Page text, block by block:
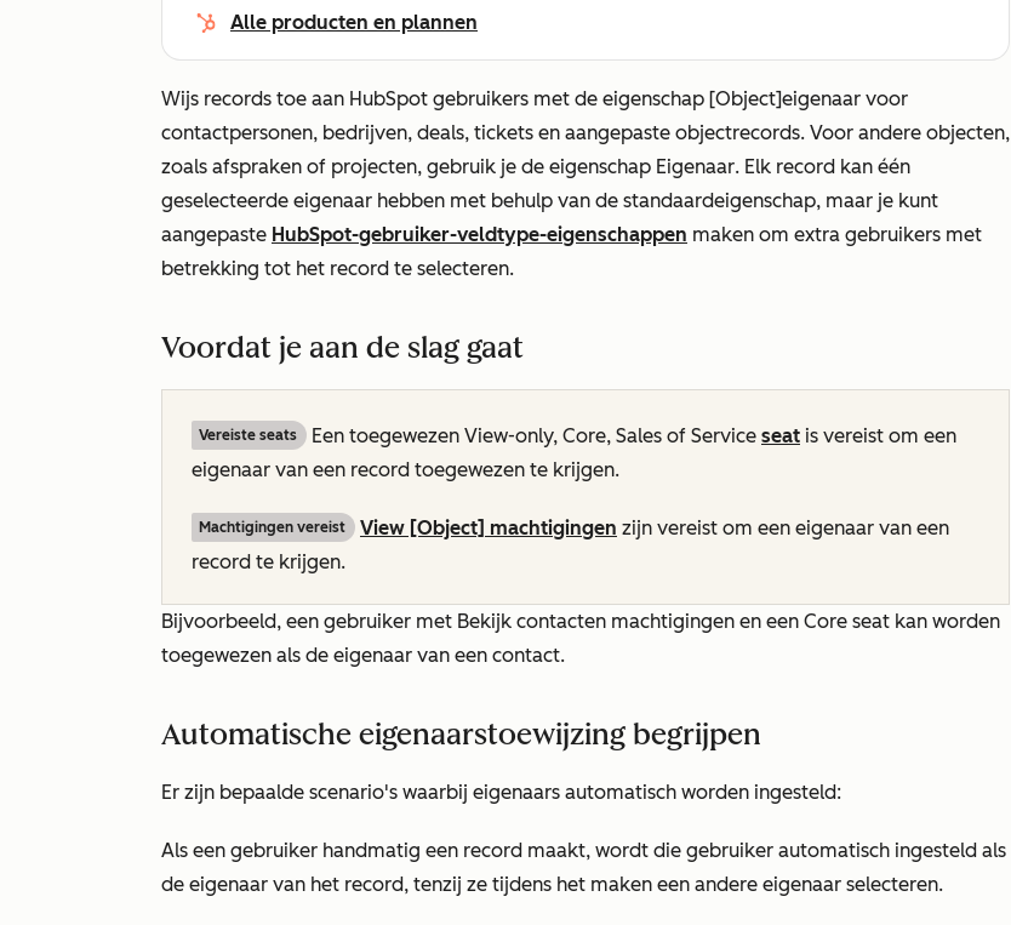
Alle producten en plannen
Wijs records toe aan HubSpot gebruikers met de eigenschap [Object]eigenaar voor
contactpersonen, bedrijven, deals, tickets en aangepaste objectrecords. Voor andere objecten,
zoals afspraken of projecten, gebruik je de eigenschap Eigenaar. Elk record kan één
geselecteerde eigenaar hebben met behulp van de standaardeigenschap, maar je kunt
aangepaste HubSpot-gebruiker-veldtype-eigenschappen maken om extra gebruikers met
betrekking tot het record te selecteren.
Voordat je aan de slag gaat
Vereiste seats Een toegewezen View-only, Core, Sales of Service seat is vereist om een
eigenaar van een record toegewezen te krijgen.
Machtigingen vereist View [Object] machtigingen zijn vereist om een eigenaar van een
record te krijgen.
Bijvoorbeeld, een gebruiker met Bekijk contacten machtigingen en een Core seat kan worden
toegewezen als de eigenaar van een contact.
Automatische eigenaarstoewijzing begrijpen
Er zijn bepaalde scenario's waarbij eigenaars automatisch worden ingesteld:
Als een gebruiker handmatig een record maakt, wordt die gebruiker automatisch ingesteld als
de eigenaar van het record, tenzij ze tijdens het maken een andere eigenaar selecteren.